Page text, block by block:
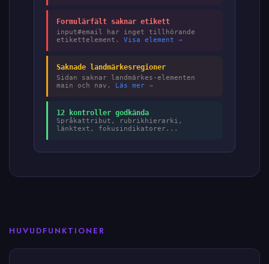
Formulärfält saknar etikett
input#email har inget tillhörande
etikettelement. Visa element →
Saknade landmärkesregioner
Sidan saknar landmärkes-elementen
main och nav. Läs mer →
12 kontroller godkända
Språkattribut, rubrikhierarki,
länktext, fokusindikatorer...
HUVUDFUNKTIONER